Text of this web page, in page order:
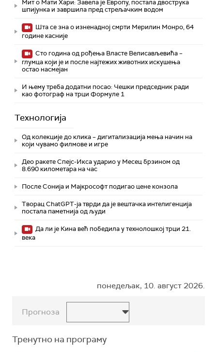
Мит о Мати Хари: Завела је Европу, постала двострука
шпијунка и завршила пред стрељачким водом
Шта се зна о изненадној смрти Мерилин Монро, 64
године касније
Сто година од рођења Власте Велисављевића –
глумца који је и после најтежих животних искушења
остао насмејан
И њему треба додатни посао: Чешки председник ради
као фотограф на трци Формуле 1
Технологијa
Од колекције до клика – дигитализација мења начин на
који чувамо филмове и игре
Део ракете Спејс-Икса ударио у Месец брзином од
8.690 километара на час
После Сонија и Мајкрософт подигао цене конзола
Творац ChatGPT-ја тврди да је вештачка интелигенција
постала паметнија од људи
Да ли је Кина већ победила у технолошкој трци 21.
века
понедељак, 10. август 2026.
Прогноза
Тренутно на програму